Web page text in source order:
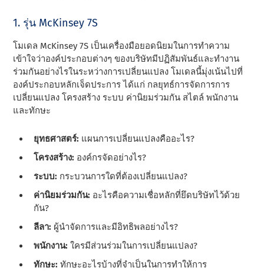
1. รุ่น McKinsey 7S
โมเดล McKinsey 7S เป็นเครื่องมือยอดนิยมในการทําความ
เข้าใจว่าองค์ประกอบต่างๆ ของบริษัทมีปฏิสัมพันธ์และทํางาน
ร่วมกันอย่างไรในระหว่างการเปลี่ยนแปลง โมเดลนี้มุ่งเน้นไปที่
องค์ประกอบหลักเจ็ดประการ ได้แก่ กลยุทธ์การจัดการการ
เปลี่ยนแปลง โครงสร้าง ระบบ ค่านิยมร่วมกัน สไตล์ พนักงาน
และทักษะ
ยุทธศาสตร์: แผนการเปลี่ยนแปลงคืออะไร?
โครงสร้าง: องค์กรจัดอย่างไร?
ระบบ: กระบวนการใดที่ต้องเปลี่ยนแปลง?
ค่านิยมร่วมกัน: อะไรคือความเชื่อหลักที่ยึดบริษัทไว้ด้วย
กัน?
ลีลา: ผู้นําจัดการและมีอิทธิพลอย่างไร?
พนักงาน:ใครมีส่วนร่วมในการเปลี่ยนแปลง?
ทักษะ:ทักษะอะไรบ้างที่จําเป็นในการทําให้การ